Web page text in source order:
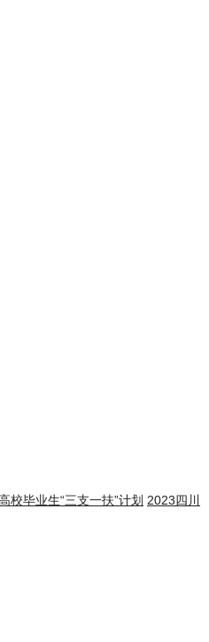
校毕业生“三支一扶”计划 2023四川